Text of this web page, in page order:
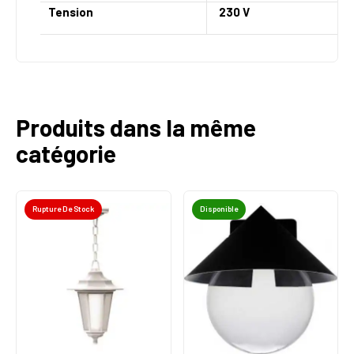
Tension 230 V
Produits dans la même
catégorie
Rupture De Stock Disponible